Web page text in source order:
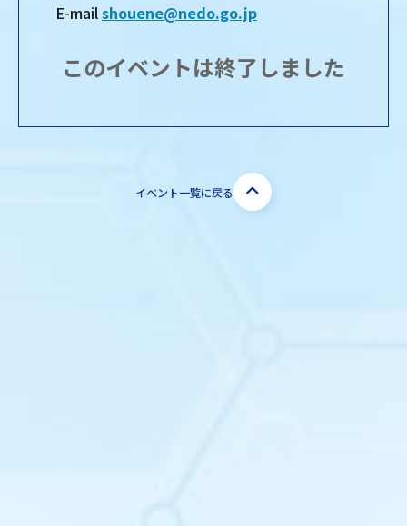
E-mailshouene@nedo.go.jp
このイベントは終了しました
イベント一覧に戻る